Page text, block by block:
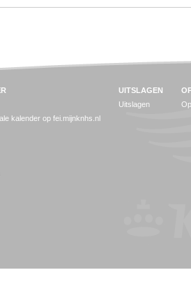
kalender op fei.mijnknhs.nl
UITSLAGEN
Uitslagen